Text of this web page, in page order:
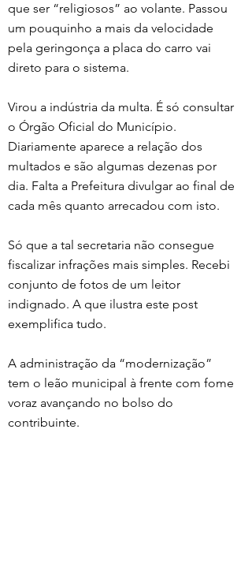
que ser “religiosos” ao volante. Passou
um pouquinho a mais da velocidade
pela geringonça a placa do carro vai
direto para o sistema.
Virou a indústria da multa. É só consultar
o Órgão Oficial do Município.
Diariamente aparece a relação dos
multados e são algumas dezenas por
dia. Falta a Prefeitura divulgar ao final de
cada mês quanto arrecadou com isto.
Só que a tal secretaria não consegue
fiscalizar infrações mais simples. Recebi
conjunto de fotos de um leitor
indignado. A que ilustra este post
exemplifica tudo.
A administração da “modernização”
tem o leão municipal à frente com fome
voraz avançando no bolso do
contribuinte.